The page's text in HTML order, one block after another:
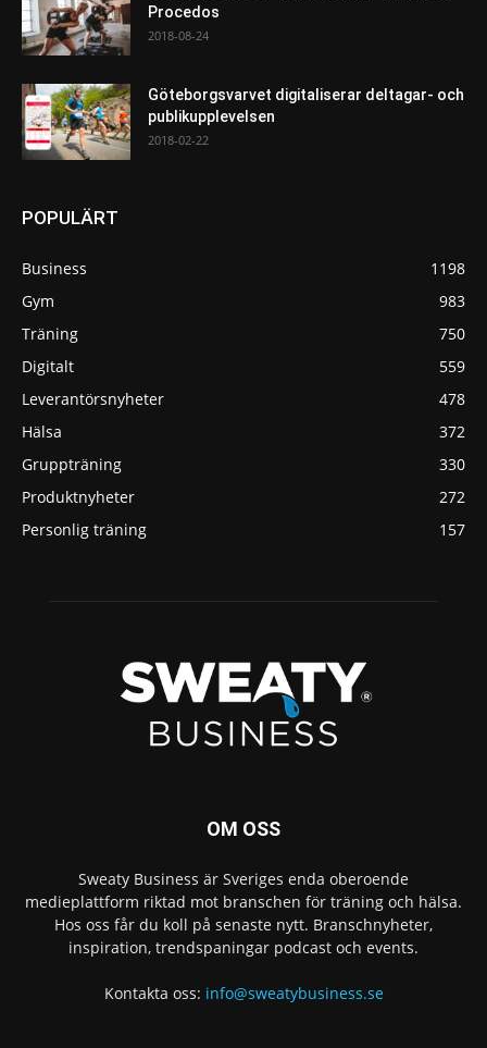
Procedos
2018-08-24
Göteborgsvarvet digitaliserar deltagar- och
publikupplevelsen
2018-02-22
POPULÄRT
Business
1198
Gym
983
Träning
750
Digitalt
559
Leverantörsnyheter
478
Hälsa
372
Gruppträning
330
Produktnyheter
272
Personlig träning
157
OM OSS
Sweaty Business är Sveriges enda oberoende
medieplattform riktad mot branschen för träning och hälsa.
Hos oss får du koll på senaste nytt. Branschnyheter,
inspiration, trendspaningar podcast och events.
Kontakta oss: info@sweatybusiness.se